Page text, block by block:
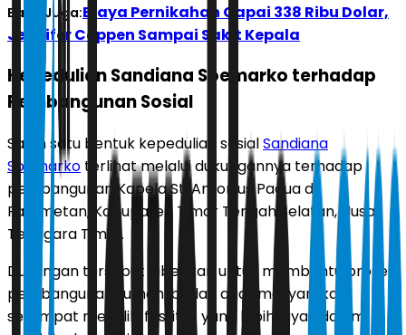
Baca Juga:Biaya Pernikahan Capai 338 Ribu Dolar,
Jennifer Coppen Sampai Sakit Kepala
Kepedulian Sandiana Soemarko terhadap
Pembangunan Sosial
Salah satu bentuk kepedulian sosialSandiana
Soemarko terlihat melalui dukungannya terhadap
pembangunan Kapela St. Antonius Padua di
Fatumetan, Kabupaten Timor Tengah Selatan, Nusa
Tenggara Timur.
Dukungan tersebut diberikan untuk membantu proses
pembangunan rumah ibadah agar masyarakat
setempat memiliki fasilitas yang lebih layak dalam